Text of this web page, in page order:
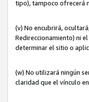
tipo), tampoco ofrecerá
(v) No encubrirá,
Redireccionamiento) ni
determinar el sitio o
(w) No utilizará ningún
claridad que el vínculo